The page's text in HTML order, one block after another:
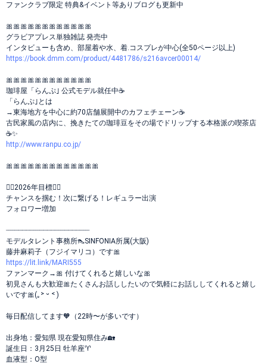
ファンクラブ限定 特典&イベント等ありブログも更新中
🎀🎀🎀🎀🎀🎀🎀🎀🎀🎀🎀🎀
グラビアプレス単独雑誌 発売中
インタビューも含め、部屋着や水、着.コスプレが中心(全50ページ以上)
https://book.dmm.com/product/4481786/s216avcer00014/
🎀🎀🎀🎀🎀🎀🎀🎀🎀🎀🎀🎀
珈琲屋「らんぷ｣ 公式モデル就任中☕
「らんぷ｣とは
→東海地方を中心に約70店舗展開中のカフェチェーン☕
古民家風の店内に、挽きたての珈琲豆をその場でドリップする本格派の喫茶店
☕✨
http://www.ranpu.co.jp/
🎀🎀🎀🎀🎀🎀🎀🎀🎀🎀🎀🎀🎀
❤️‍🔥2026年目標❤️‍🔥
チャンスを掴む！次に繋げる！レギュラー出演
フォロワー増加
┈┈┈┈┈┈┈┈┈┈┈┈┈┈┈┈┈┈┈┈
モデルタレント事務所👠SINFONIA所属(大阪)
藤井麻莉子（フジイマリコ）です🎀
https://lit.link/MARI555
ファンマーク→🎀 付けてくれると嬉しいな🎀
初見さんも大歓迎🎀たくさんお話ししたいので気軽にお話ししてくれると嬉し
いです🎀(｡˃ ᵕ ˂ )
毎日配信してます🧡（22時〜が多いです）
出身地：愛知県 現在愛知県住み🏡
誕生日：3月25日 牡羊座♈
血液型：O型